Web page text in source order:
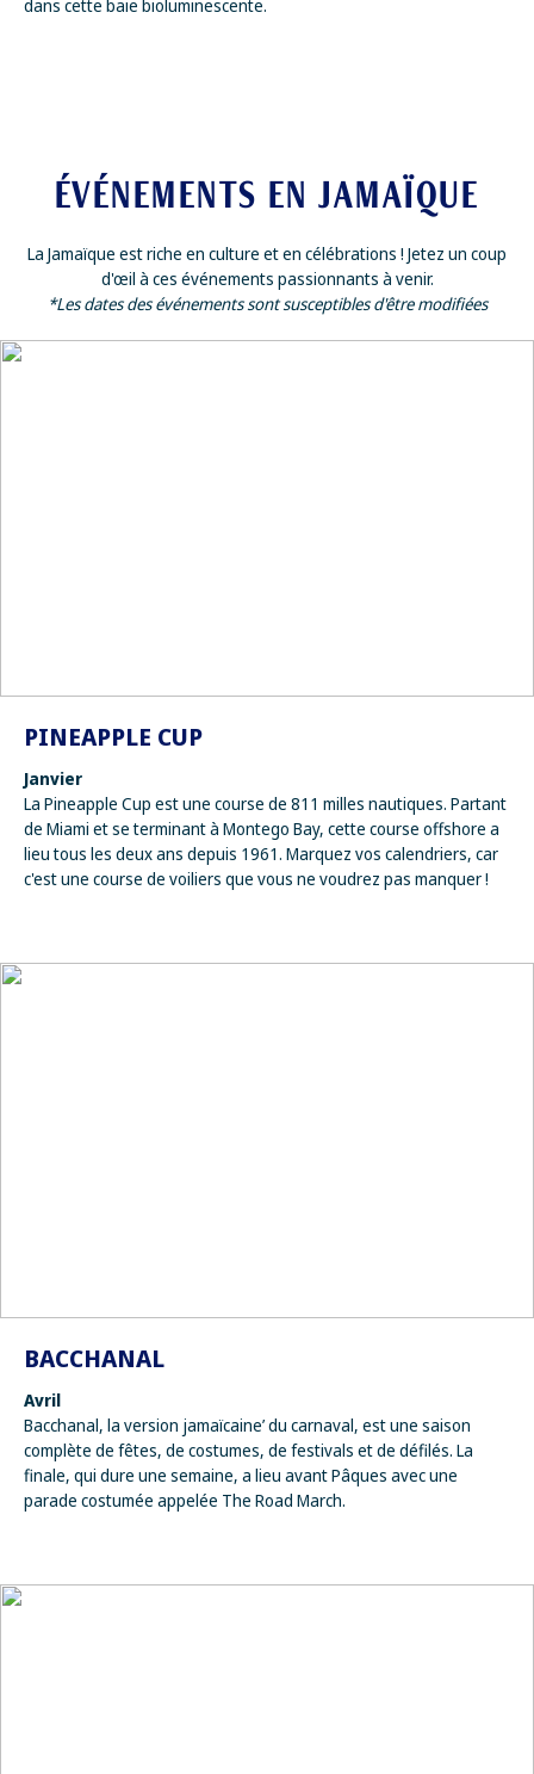
dans cette baie bioluminescente.
ÉVÉNEMENTS EN JAMAÏQUE
La Jamaïque est riche en culture et en célébrations ! Jetez un coup
d'œil à ces événements passionnants à venir.
*Les dates des événements sont susceptibles d'être modifiées
PINEAPPLE CUP
Janvier
La Pineapple Cup est une course de 811 milles nautiques. Partant
de Miami et se terminant à Montego Bay, cette course offshore a
lieu tous les deux ans depuis 1961. Marquez vos calendriers, car
c'est une course de voiliers que vous ne voudrez pas manquer !
BACCHANAL
Avril
Bacchanal, la version jamaïcaine’ du carnaval, est une saison
complète de fêtes, de costumes, de festivals et de défilés. La
finale, qui dure une semaine, a lieu avant Pâques avec une
parade costumée appelée The Road March.